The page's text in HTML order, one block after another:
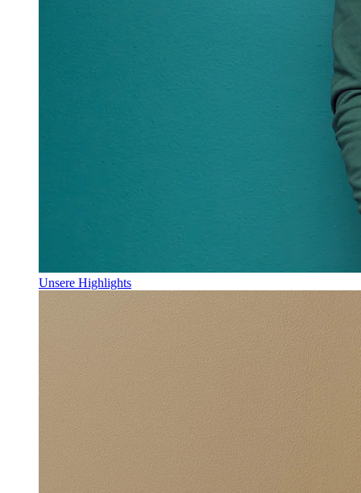
Unsere Highlights